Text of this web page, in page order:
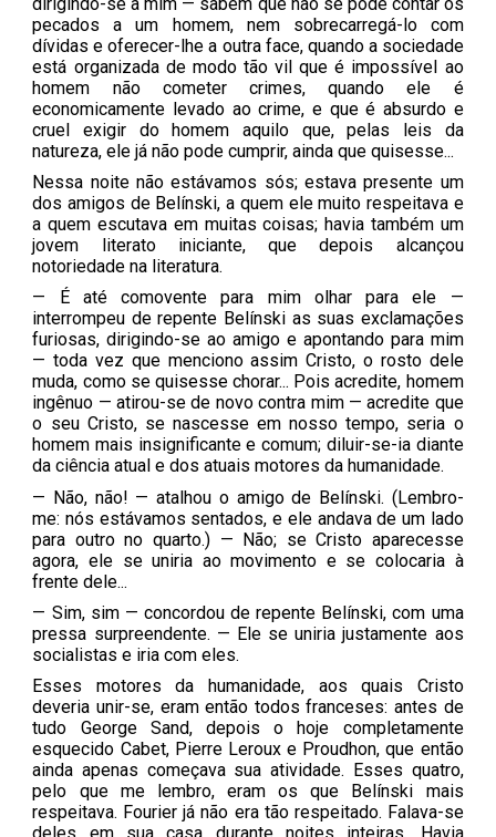
pecados a um homem, nem sobrecarregá-lo com
dívidas e oferecer-lhe a outra face, quando a sociedade
está organizada de modo tão vil que é impossível ao
homem não cometer crimes, quando ele é
economicamente levado ao crime, e que é absurdo e
cruel exigir do homem aquilo que, pelas leis da
natureza, ele já não pode cumprir, ainda que quisesse...
Nessa noite não estávamos sós; estava presente um
dos amigos de Belínski, a quem ele muito respeitava e
a quem escutava em muitas coisas; havia também um
jovem literato iniciante, que depois alcançou
notoriedade na literatura.
— É até comovente para mim olhar para ele —
interrompeu de repente Belínski as suas exclamações
furiosas, dirigindo-se ao amigo e apontando para mim
— toda vez que menciono assim Cristo, o rosto dele
muda, como se quisesse chorar... Pois acredite, homem
ingênuo — atirou-se de novo contra mim — acredite que
o seu Cristo, se nascesse em nosso tempo, seria o
homem mais insignificante e comum; diluir-se-ia diante
da ciência atual e dos atuais motores da humanidade.
— Não, não! — atalhou o amigo de Belínski. (Lembro-
me: nós estávamos sentados, e ele andava de um lado
para outro no quarto.) — Não; se Cristo aparecesse
agora, ele se uniria ao movimento e se colocaria à
frente dele...
— Sim, sim — concordou de repente Belínski, com uma
pressa surpreendente. — Ele se uniria justamente aos
socialistas e iria com eles.
Esses motores da humanidade, aos quais Cristo
deveria unir-se, eram então todos franceses: antes de
tudo George Sand, depois o hoje completamente
esquecido Cabet, Pierre Leroux e Proudhon, que então
ainda apenas começava sua atividade. Esses quatro,
pelo que me lembro, eram os que Belínski mais
respeitava. Fourier já não era tão respeitado. Falava-se